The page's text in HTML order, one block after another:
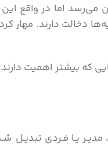
می‌رسد اما در واقع
دخالت دارند.
که بیشتر اهمیت
یـا فـردی تبدیـل